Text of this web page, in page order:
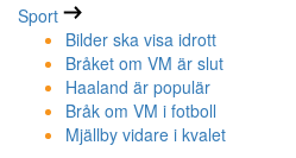
Sport
Bilder ska visa idrott
Bråket om VM är slut
Haaland är populär
Bråk om VM i fotboll
Mjällby vidare i kvalet